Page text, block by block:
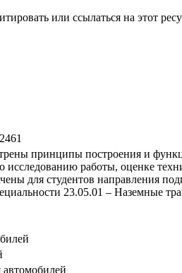
или ссылаться на этот
принципы построения и
исследованию работы, оценке
для студентов направления
23.05.01 – Наземные
автомобилей